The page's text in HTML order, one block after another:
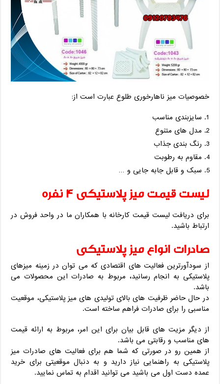
خصوصیات میز ناهارخوری طلوع عبارت است از:
سایزبندی مناسب
مدل های متنوع
رنگ بندی جذاب
مقاوم به رطوبت
سبک و قابل جابه جایی و …
لیست قیمت میز پلاستیکی 4 نفره
برای دریافت لیست قیمت کارخانه با همکاران ما در واحد فروش در
ارتباط باشید.
صادرات انواع میز پلاستیکی
از سودآورترین فعالیت های اقتصادی که می توان در زمینه میزهای
پلاستیکی به انجام رسانید، مربوط به صادرات این محصولات می
باشد.
در حال حاضر ظرفیت های بالای تولیدی های میز پلاستیکی، موقعیت
مناسبی را برای صادرات فراهم ساخته است.
از دیگر مزیت های قابل بیان برای این امر، مربوط به ارائه قیمت
های مناسب و رقابتی می باشد.
از همین رو در صورتی که شما هم برای فعالیت های صادرات میز
پلاستیکی به راهنمایی نیاز دارید و به دنبال موقعیتی برای خرید
عمده دست اول می باشید می توانید اقدام به تماس نمایید.